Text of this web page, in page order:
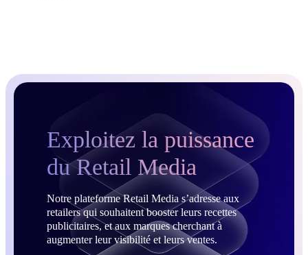
Exploitez la puissance
du Retail Media
Notre plateforme Retail Media s’adresse aux
retailers qui souhaitent booster leurs recettes
publicitaires, et aux marques cherchant à
augmenter leur visibilité et leurs ventes.